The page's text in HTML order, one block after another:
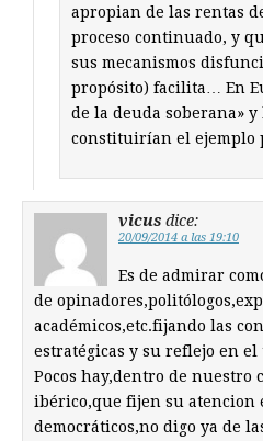
apropian de las rentas
proceso continuado, y
sus mecanismos
propósito) facilita… En
de la deuda soberana» y
constituirían el ejemplo
vicus dice:
20/09/2014 a las 19:10
Es de admirar
de
académicos,etc.fijando las
estratégicas y su reflejo en
Pocos hay,dentro de nuestro
ibérico,que fijen su atencion
democráticos,no digo ya de